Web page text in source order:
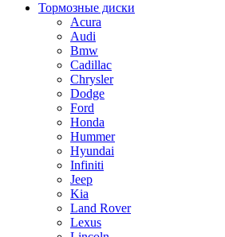
Тормозные диски
Acura
Audi
Bmw
Cadillac
Chrysler
Dodge
Ford
Honda
Hummer
Hyundai
Infiniti
Jeep
Kia
Land Rover
Lexus